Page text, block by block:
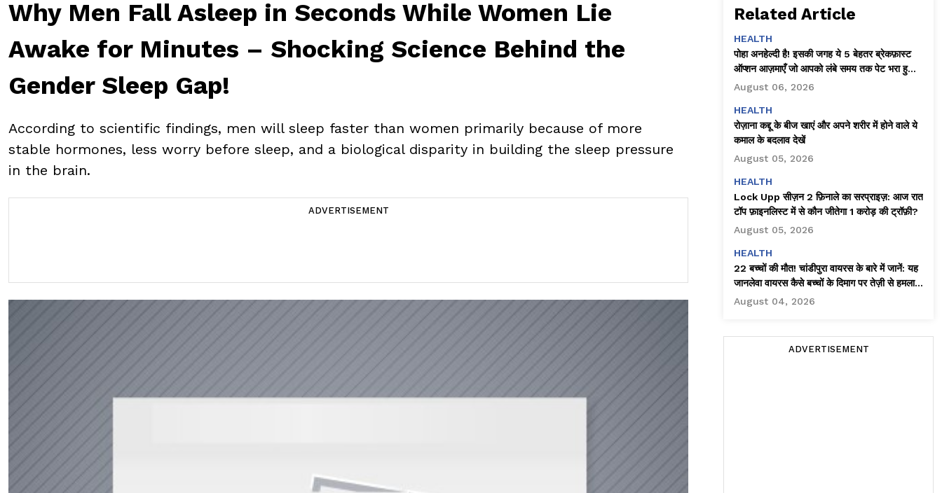
Why Men Fall Asleep in Seconds While Women Lie
Awake for Minutes – Shocking Science Behind the
Gender Sleep Gap!
According to scientific findings, men will sleep faster than women primarily because of more
stable hormones, less worry before sleep, and a biological disparity in building the sleep pressure
in the brain.
ADVERTISEMENT
Related Article
HEALTH
पोहा अनहेल्दी है! इसकी जगह ये 5 बेहतर ब्रेकफ़ास्ट
ऑप्शन आज़माएँ जो आपको लंबे समय तक पेट भरा हुआ
महसूस कराते हैं
August 06, 2026
HEALTH
रोज़ाना कद्दू के बीज खाएं और अपने शरीर में होने वाले ये
कमाल के बदलाव देखें
August 05, 2026
HEALTH
Lock Upp सीज़न 2 फ़िनाले का सरप्राइज़: आज रात
टॉप फ़ाइनलिस्ट में से कौन जीतेगा ₹1 करोड़ की ट्रॉफ़ी?
August 05, 2026
HEALTH
22 बच्चों की मौत! चांडीपुरा वायरस के बारे में जानें: यह
जानलेवा वायरस कैसे बच्चों के दिमाग पर तेज़ी से हमला
करता है!
August 04, 2026
ADVERTISEMENT